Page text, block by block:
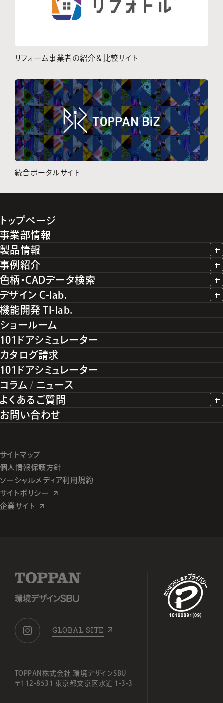
リフォーム事業者の紹介＆比較サイト
統合ポータルサイト
トップページ
事業部情報
製品情報
事例紹介
色柄・CADデータ検索
デザイン C-lab.
機能開発 TI-lab.
ショールーム
101ドアシミュレーター
カタログ請求
101ドアシミュレーター
コラム /ニュース
よくあるご質問
お問い合わせ
サイトマップ
個人情報保護方針
ソーシャルメディア利用規約
サイトポリシー
企業サイト
GLOBAL SITE
TOPPAN株式会社 環境デザインSBU
〒112-8531 東京都文京区水道 1-3-3